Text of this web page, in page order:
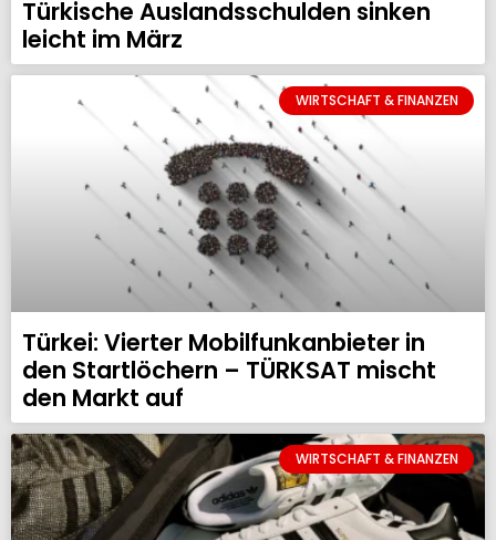
Türkische Auslandsschulden sinken
leicht im März
WIRTSCHAFT & FINANZEN
Türkei: Vierter Mobilfunkanbieter in
den Startlöchern – TÜRKSAT mischt
den Markt auf
WIRTSCHAFT & FINANZEN